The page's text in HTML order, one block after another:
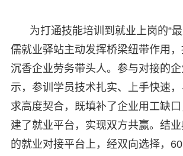
为打通技能培训到就业上岗的“
儒就业驿站主动发挥桥梁纽带作用
沉香企业劳务带头人。参与对接的
示，参训学员技术扎实、上手快速
求高度契合，既填补了企业用工缺
建了就业平台，实现双方共赢。结
的就业对接平台上，经双向选择，